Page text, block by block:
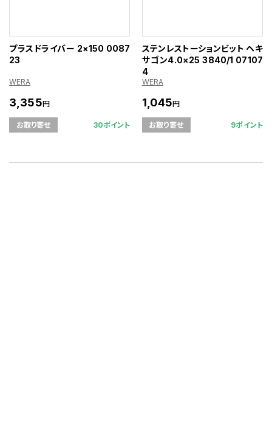
プラスドライバー 2×150 0087
23
WERA
3,355円
お取り寄せ 30ポイント
ステンレストーションビット ヘキ
サゴン4.0×25 3840/1 07107
4
WERA
1,045円
お取り寄せ 9ポイント